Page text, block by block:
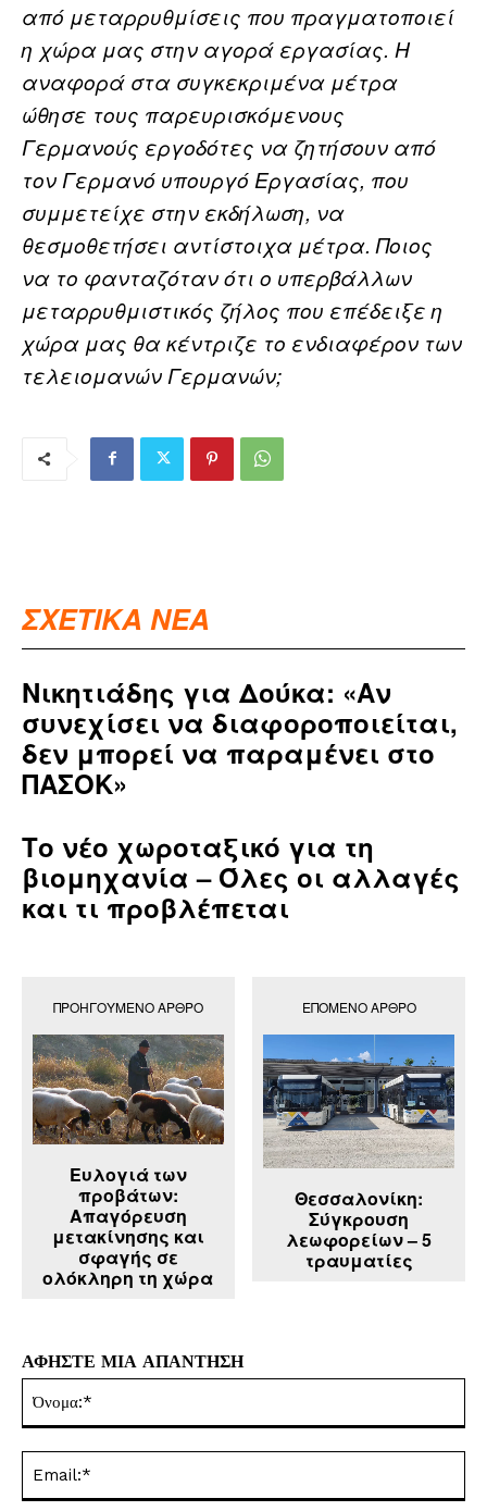
ΣΧΕΤΙΚΑ ΝΕΑ
Νικητιάδης για Δούκα: «Αν
συνεχίσει να διαφοροποιείται,
δεν μπορεί να παραμένει στο
ΠΑΣΟΚ»
Το νέο χωροταξικό για τη
βιομηχανία – Όλες οι αλλαγές
και τι προβλέπεται
από μεταρρυθμίσεις που πραγματοποιεί
η χώρα μας στην αγορά εργασίας. Η
αναφορά στα συγκεκριμένα μέτρα
ώθησε τους παρευρισκόμενους
Γερμανούς εργοδότες να ζητήσουν από
τον Γερμανό υπουργό Εργασίας, που
συμμετείχε στην εκδήλωση, να
θεσμοθετήσει αντίστοιχα μέτρα. Ποιος
να το φανταζόταν ότι ο υπερβάλλων
μεταρρυθμιστικός ζήλος που επέδειξε η
χώρα μας θα κέντριζε το ενδιαφέρον των
τελειομανών Γερμανών;
ΠΡΟΗΓΟΎΜΕΝΟ ΆΡΘΡΟ
Ευλογιά των
προβάτων:
Απαγόρευση
μετακίνησης και
σφαγής σε
ολόκληρη τη χώρα
ΕΠΌΜΕΝΟ ΆΡΘΡΟ
Θεσσαλονίκη:
Σύγκρουση
λεωφορείων – 5
τραυματίες
ΑΦΗΣΤΕ ΜΙΑ ΑΠΑΝΤΗΣΗ